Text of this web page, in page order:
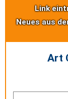
Link
Neues aus
Art